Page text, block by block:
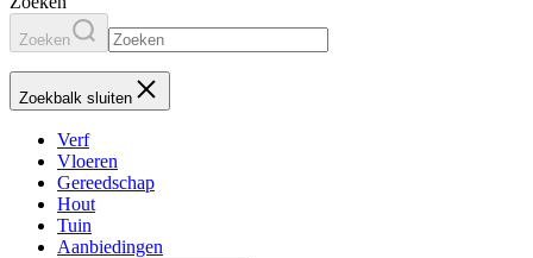
Zoeken
Zoekbalk sluiten
Verf
Vloeren
Gereedschap
Hout
Tuin
Aanbiedingen